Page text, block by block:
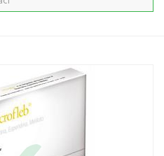
/Circolazione Gambe